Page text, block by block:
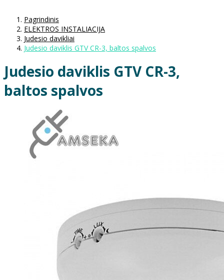
Pagrindinis
ELEKTROS INSTALIACIJA
Judesio davikliai
Judesio daviklis GTV CR-3, baltos spalvos
Judesio daviklis GTV CR-3,
baltos spalvos